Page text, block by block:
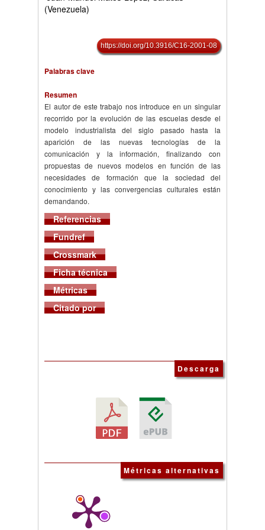
(Venezuela)
https://doi.org/10.3916/C16-2001-08
Palabras clave
Resumen
El autor de este trabajo nos introduce en un singular
recorrido por la evolución de las escuelas desde el
modelo industrialista del siglo pasado hasta la
aparición de las nuevas tecnologías de la
comunicación y la información, finalizando con
propuestas de nuevos modelos en función de las
necesidades de formación que la sociedad del
conocimiento y las convergencias culturales están
demandando.
Referencias
Fundref
Crossmark
Ficha técnica
Métricas
Citado por
Descarga
Métricas alternativas